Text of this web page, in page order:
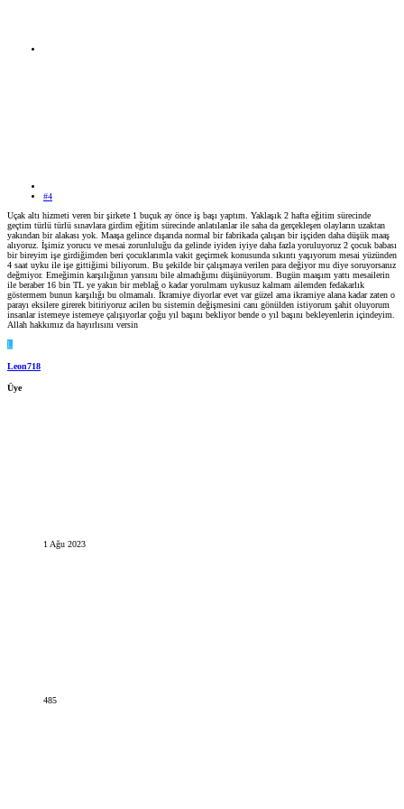
#4
Uçak altı hizmeti veren bir şirkete 1 buçuk ay önce iş başı yaptım. Yaklaşık 2 hafta eğitim sürecinde
geçtim türlü türlü sınavlara girdim eğitim sürecinde anlatılanlar ile saha da gerçekleşen olayların uzaktan
yakından bir alakası yok. Maaşa gelince dışarıda normal bir fabrikada çalışan bir işçiden daha düşük maaş
alıyoruz. İşimiz yorucu ve mesai zorunluluğu da gelinde iyiden iyiye daha fazla yoruluyoruz 2 çocuk babası
bir bireyim işe girdiğimden beri çocuklarımla vakit geçirmek konusunda sıkıntı yaşıyorum mesai yüzünden
4 saat uyku ile işe gittiğimi biliyorum. Bu şekilde bir çalışmaya verilen para değiyor mu diye soruyorsanız
değmiyor. Emeğimin karşılığının yarısını bile almadığımı düşünüyorum. Bugün maaşım yattı mesailerin
ile beraber 16 bin TL ye yakın bir meblağ o kadar yorulmam uykusuz kalmam ailemden fedakarlık
göstermem bunun karşılığı bu olmamalı. İkramiye diyorlar evet var güzel ama ikramiye alana kadar zaten o
parayı eksilere girerek bitiriyoruz acilen bu sistemin değişmesini canı gönülden istiyorum şahit oluyorum
insanlar istemeye istemeye çalışıyorlar çoğu yıl başını bekliyor bende o yıl başını bekleyenlerin içindeyim.
Allah hakkımız da hayırlısını versin
L
Leon718
Üye
1 Ağu 2023
485